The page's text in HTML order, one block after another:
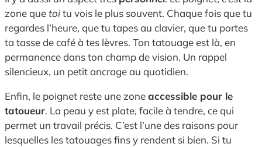
zone quetoitu vois le plus souvent. Chaque fois que tu
regardes l’heure, que tu tapes au clavier, que tu portes
ta tasse de café à tes lèvres. Ton tatouage est là, en
permanence dans ton champ de vision. Un rappel
silencieux, un petit ancrage au quotidien.
Enfin, le poignet reste une zoneaccessible pour le
tatoueur. La peau y est plate, facile à tendre, ce qui
permet un travail précis. C’est l’une des raisons pour
lesquelles les tatouages fins y rendent si bien. Si tu